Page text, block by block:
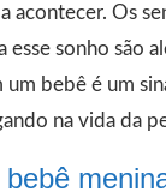
acontecer. Os
esse sonho são
um bebê é um
na vida da